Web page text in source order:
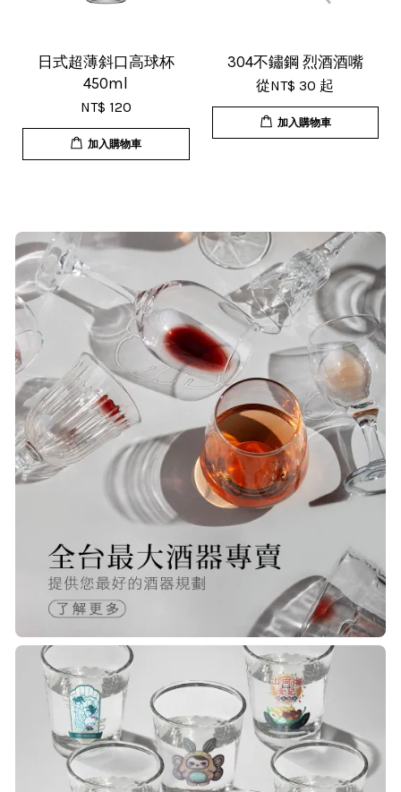
T***
超值，值得推薦大家購買
S***
20/Nov/2025 10:10 am
很快就收到商品了，出貨速度相當
快，下單後很快就出貨了，商品包裝
完整，價錢也相當的不錯，值得推薦
21/Nov/2025 05:25 pm
已經回購無數次，賣家態度良好，有
問必答，包裝完整，商品也非常的
棒！
日式超薄斜口高球杯
450ml
NT$ 120
加入購物車
304不鏽鋼 烈酒酒嘴
從NT$ 30 起
加入購物車